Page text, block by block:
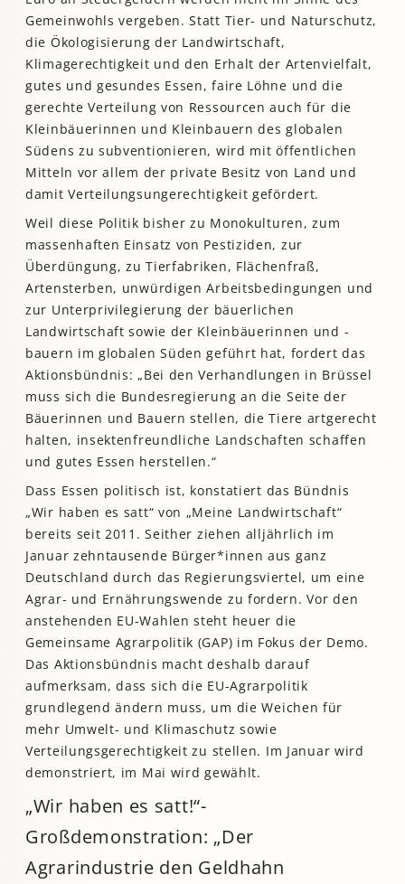
Gemeinwohls vergeben. Statt Tier- und Naturschutz,
die Ökologisierung der Landwirtschaft,
Klimagerechtigkeit und den Erhalt der Artenvielfalt,
gutes und gesundes Essen, faire Löhne und die
gerechte Verteilung von Ressourcen auch für die
Kleinbäuerinnen und Kleinbauern des globalen
Südens zu subventionieren, wird mit öffentlichen
Mitteln vor allem der private Besitz von Land und
damit Verteilungsungerechtigkeit gefördert.
Weil diese Politik bisher zu Monokulturen, zum
massenhaften Einsatz von Pestiziden, zur
Überdüngung, zu Tierfabriken, Flächenfraß,
Artensterben, unwürdigen Arbeitsbedingungen und
zur Unterprivilegierung der bäuerlichen
Landwirtschaft sowie der Kleinbäuerinnen und -
bauern im globalen Süden geführt hat, fordert das
Aktionsbündnis: „Bei den Verhandlungen in Brüssel
muss sich die Bundesregierung an die Seite der
Bäuerinnen und Bauern stellen, die Tiere artgerecht
halten, insektenfreundliche Landschaften schaffen
und gutes Essen herstellen.“
Dass Essen politisch ist, konstatiert das Bündnis
„Wir haben es satt“ von „Meine Landwirtschaft“
bereits seit 2011. Seither ziehen alljährlich im
Januar zehntausende Bürger*innen aus ganz
Deutschland durch das Regierungsviertel, um eine
Agrar- und Ernährungswende zu fordern. Vor den
anstehenden EU-Wahlen steht heuer die
Gemeinsame Agrarpolitik (GAP) im Fokus der Demo.
Das Aktionsbündnis macht deshalb darauf
aufmerksam, dass sich die EU-Agrarpolitik
grundlegend ändern muss, um die Weichen für
mehr Umwelt- und Klimaschutz sowie
Verteilungsgerechtigkeit zu stellen. Im Januar wird
demonstriert, im Mai wird gewählt.
„Wir haben es satt!“-
Großdemonstration: „Der
Agrarindustrie den Geldhahn